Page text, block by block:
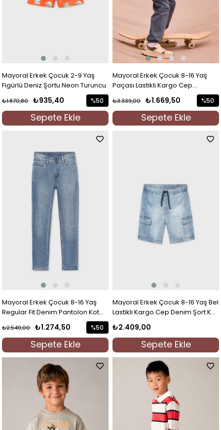
Mayoral Erkek Çocuk 2-9 Yaş
Figürlü Deniz Şortu Neon Turuncu
₺935,40
₺1.870,80
Sepete Ekle
%50
İndirim
%50İndirim
Mayoral Erkek Çocuk 8-16 Yaş
Paçası Lastikli Kargo Cep
Pantolon Antrasit
₺1.669,50
₺3.339,00
Sepete Ekle
%50
İndirim
Mayoral Erkek Çocuk 8-16 Yaş
Regular Fit Denim Pantolon Kot
₺1.274,50
₺2.549,00
Sepete Ekle
%50
İndirim
%50İndirim
Mayoral Erkek Çocuk 8-16 Yaş Bel
Lastikli Kargo Cep Denim Şort Kot
Mavi
₺2.409,00
Sepete Ekle